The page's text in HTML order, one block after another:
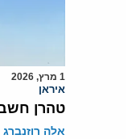
1 מרץ, 2026
איראן
טהרן
אלה רוזנברג